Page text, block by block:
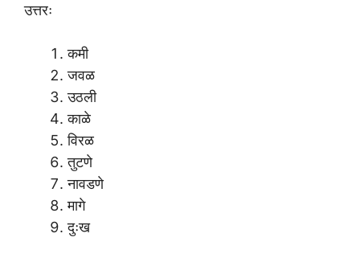
उत्तरः
कमी
जवळ
उठली
काळे
विरळ
तुटणे
नावडणे
मागे
दुःख